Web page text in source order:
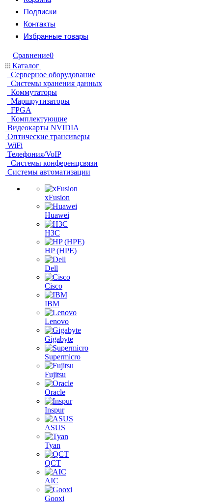
Подписки
Контакты
Избранные товары
Сравнение0
Каталог
Серверное оборудование
Системы хранения данных
Коммутаторы
Маршрутизаторы
FPGA
Комплектующие
Видеокарты NVIDIA
Оптические трансиверы
WiFi
Телефония/VoIP
Системы конференцсвязи
Системы автоматизации
xFusion
Huawei
H3C
HP (HPE)
Dell
Cisco
IBM
Lenovo
Gigabyte
Supermicro
Fujitsu
Oracle
Inspur
ASUS
Tyan
QCT
AIC
Gooxi